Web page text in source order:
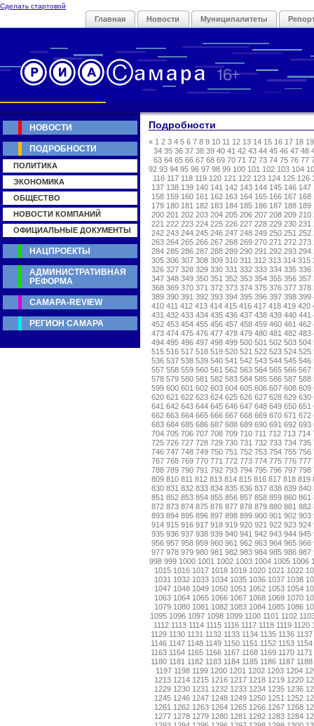
Сделать стартовой
Главная Новости Муниципалитеты
Подробности
« 1 2 3 4 5 6 7 8 9 10 11 12 13 14 15 16 17 18 19
34 35 36 37 38 39 40 41 42 43 44 45 46 47 48
63 64 65 66 67 68 69 70 71 72 73 74 75 76 77
92 93 94 95 96 97 98 99 100 101 102 103 104
116 117 118 119 120 121 122 123 124 125 126
137 138 139 140 141 142 143 144 145 146 147
158 159 160 161 162 163 164 165 166 167 168
179 180 181 182 183 184 185 186 187 188 189
200 201 202 203 204 205 206 207 208 209 210
221 222 223 224 225 226 227 228 229 230 231
242 243 244 245 246 247 248 249 250 251 252
263 264 265 266 267 268 269 270 271 272 273
284 285 286 287 288 289 290 291 292 293 294
305 306 307 308 309 310 311 312 313 314 315
326 327 328 329 330 331 332 333 334 335 336
347 348 349 350 351 352 353 354 355 356 357
368 369 370 371 372 373 374 375 376 377 378
389 390 391 392 393 394 395 396 397 398 399
410 411 412 413 414 415 416 417 418 419 420
431 432 433 434 435 436 437 438 439 440 441
452 453 454 455 456 457 458 459 460 461 462
473 474 475 476 477 478 479 480 481 482 483
494 495 496 497 498 499 500 501 502 503 504
515 516 517 518 519 520 521 522 523 524 525
536 537 538 539 540 541 542 543 544 545 546
557 558 559 560 561 562 563 564 565 566 567
578 579 580 581 582 583 584 585 586 587 588
599 600 601 602 603 604 605 606 607 608 609
620 621 622 623 624 625 626 627 628 629 630
641 642 643 644 645 646 647 648 649 650 651
662 663 664 665 666 667 668 669 670 671 672
683 684 685 686 687 688 689 690 691 692 693
704 705 706 707 708 709 710 711 712 713 714
725 726 727 728 729 730 731 732 733 734 735
746 747 748 749 750 751 752 753 754 755 756
767 768 769 770 771 772 773 774 775 776 777
788 789 790 791 792 793 794 795 796 797 798
809 810 811 812 813 814 815 816 817 818 819
830 831 832 833 834 835 836 837 838 839 840
851 852 853 854 855 856 857 858 859 860 861
872 873 874 875 876 877 878 879 880 881 882
893 894 895 896 897 898 899 900 901 902 903
914 915 916 917 918 919 920 921 922 923 924
935 936 937 938 939 940 941 942 943 944 945
956 957 958 959 960 961 962 963 964 965 966
977 978 979 980 981 982 983 984 985 986 987
998 999 1000 1001 1002 1003 1004 1005 1006
1015 1016 1017 1018 1019 1020 1021 1022
1031 1032 1033 1034 1035 1036 1037 1038
1047 1048 1049 1050 1051 1052 1053 1054
1063 1064 1065 1066 1067 1068 1069 1070
1079 1080 1081 1082 1083 1084 1085 1086
1095 1096 1097 1098 1099 1100 1101 1102
1112 1113 1114 1115 1116 1117 1118 1119 1120
1129 1130 1131 1132 1133 1134 1135 1136 1137
1146 1147 1148 1149 1150 1151 1152 1153 1154
1163 1164 1165 1166 1167 1168 1169 1170 1171
1180 1181 1182 1183 1184 1185 1186 1187 1188
1197 1198 1199 1200 1201 1202 1203 1204
1213 1214 1215 1216 1217 1218 1219 1220
1229 1230 1231 1232 1233 1234 1235 1236
1245 1246 1247 1248 1249 1250 1251 1252
1261 1262 1263 1264 1265 1266 1267 1268
1277 1278 1279 1280 1281 1282 1283 1284
НОВОСТИ
ПОДРОБНОСТИ
ПОЛИТИКА
ЭКОНОМИКА
ОБЩЕСТВО
НОВОСТИ КОМПАНИЙ
ОФИЦИАЛЬНЫЕ ДОКУМЕНТЫ
НАЦПРОЕКТЫ
АДМИНИСТРАТИВНАЯ
РЕФОРМА
САМАРА-REVIEW
РЕГИОН САМАРА